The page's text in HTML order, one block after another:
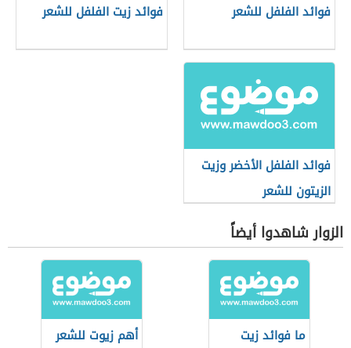
فوائد الفلفل للشعر فوائد زيت الفلفل للشعر
فوائد الفلفل الأخضر وزيت
الزيتون للشعر
الزوار شاهدوا أيضاً
ما فوائد زيت
أهم زيوت للشعر